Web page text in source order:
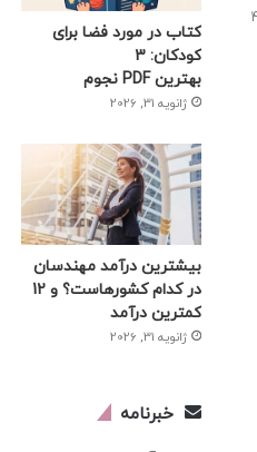
کتاب در مورد فضا برای
کودکان: 3
بهترین PDF نجوم
ژانویه 31, 2026
بیشترین درآمد مهندسان
در کدام کشورهاست؟ و 12
کمترین درآمد
ژانویه 31, 2026
خبرنامه